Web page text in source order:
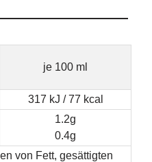
je 100 ml
317 kJ / 77 kcal
1.2g
0.4g
von Fett, gesättigten